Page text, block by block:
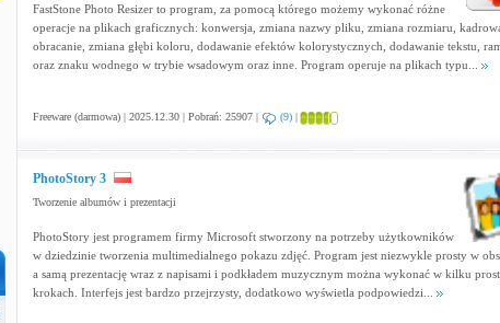
FastStone Photo Resizer to program, za pomocą którego możemy wykonać różne
operacje na plikach graficznych: konwersja, zmiana nazwy pliku, zmiana rozmiaru,
obracanie, zmiana głębi koloru, dodawanie efektów kolorystycznych, dodawanie tekstu,
oraz znaku wodnego w trybie wsadowym oraz inne. Program operuje na plikach typu...
Freeware (darmowa) | 2025.12.30 | Pobrań: 25907 | (9)|
PhotoStory 3
Tworzenie albumów i prezentacji
PhotoStory jest programem firmy Microsoft stworzony na potrzeby użytkowników
w dziedzinie tworzenia multimedialnego pokazu zdjęć. Program jest niezwykle prosty w
a samą prezentację wraz z napisami i podkładem muzycznym można wykonać w kilku
krokach. Interfejs jest bardzo przejrzysty, dodatkowo wyświetla podpowiedzi...